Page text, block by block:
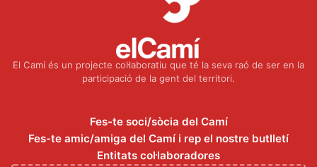
El Camí és un projecte col·laboratiu que té la seva raó de ser en la
participació de la gent del territori.
Fes-te soci/sòcia del Camí
Fes-te amic/amiga del Camí i rep el nostre butlletí
Entitats col·laboradores